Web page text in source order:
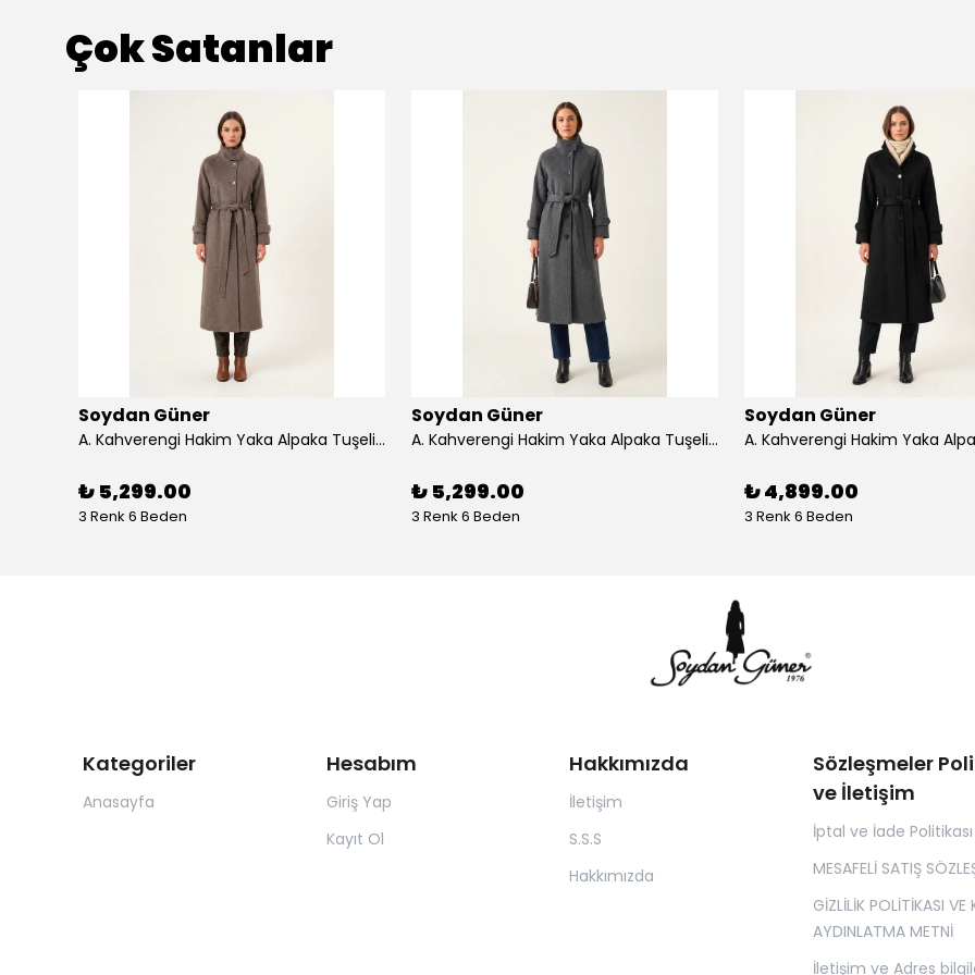
Çok Satanlar
Soydan Güner
A. Kahverengi Hakim Yaka Alpaka Tuşeli Reglan Kol Kuşaklı 128 cm Uzun Kaban 2400 - a. kahverengi
₺ 5,299.00
3 Renk 6 Beden
Soydan Güner
A. Kahverengi Hakim Yaka Alpaka Tuşeli Reglan Kol Kuşaklı 128 cm Uzun Kaban 2400 - antrasit
₺ 5,299.00
3 Renk 6 Beden
Soydan Güner
₺ 4,899.00
3 Renk 6 Beden
Kategoriler
Anasayfa
Hesabım
Giriş Yap
Kayıt Ol
Hakkımızda
İletişim
S.S.S
Hakkımızda
Sözleşmeler
ve İletişim
İptal ve İade Politikası
MESAFELİ SATIŞ
GİZLİLİK POLİTİKASI VE
AYDINLATMA METNİ
İletişim ve Adres